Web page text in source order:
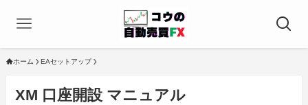
ホーム EAセットアップ
XM 口座開設 マニュアル